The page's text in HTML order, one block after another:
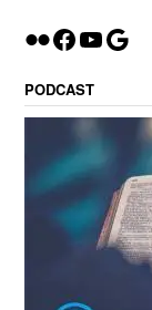
Flickr
Facebook
PODCAST